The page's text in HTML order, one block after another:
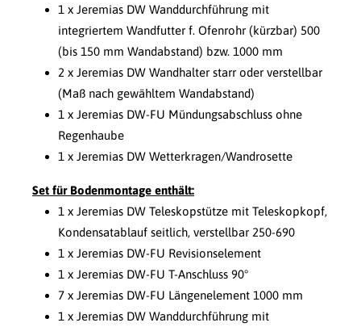
1 x Jeremias DW Wanddurchführung mit
integriertem Wandfutter f. Ofenrohr (kürzbar) 500
(bis 150 mm Wandabstand) bzw. 1000 mm
2 x Jeremias DW Wandhalter starr oder verstellbar
(Maß nach gewähltem Wandabstand)
1 x Jeremias DW-FU Mündungsabschluss ohne
Regenhaube
1 x Jeremias DW Wetterkragen/Wandrosette
Set für Bodenmontage enthält:
1 x Jeremias DW Teleskopstütze mit Teleskopkopf,
Kondensatablauf seitlich, verstellbar 250-690
1 x Jeremias DW-FU Revisionselement
1 x Jeremias DW-FU T-Anschluss 90°
7 x Jeremias DW-FU Längenelement 1000 mm
1 x Jeremias DW Wanddurchführung mit